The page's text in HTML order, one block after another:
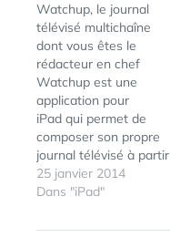
et ses nombreuses
fonctionnalités). Forte
de ses nombreuses
mises-à-jour et
évolutions, l'application
de programmes télé est
désormais disponible
pour les smartphones
Android (la version
tablette arrive très…
Watchup, le journal
télévisé multichaîne
dont vous êtes le
rédacteur en chef
Watchup est une
application pour
iPad qui permet de
composer son propre
journal télévisé à partir
de vidéos d’actualité.
Plutôt que de zapper
application va vous
25 janvier 2014
Dans "iPad"
ÉTIQUETTES :
DOTSCREEN